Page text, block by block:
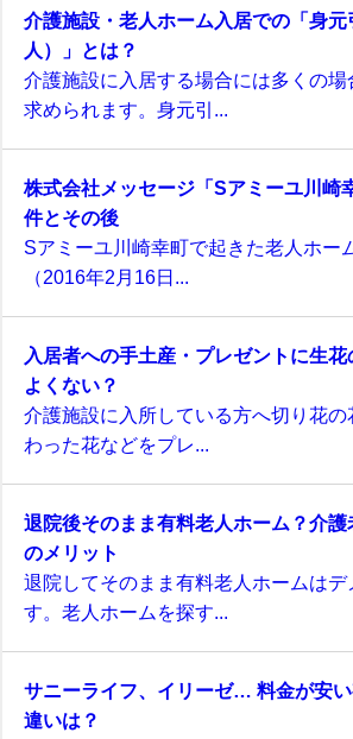
介護施設・老人ホーム入居での「身元
人）」とは？
介護施設に入居する場合には多くの
求められます。身元引...
株式会社メッセージ「Sアミーユ川崎
件とその後
Sアミーユ川崎幸町で起きた老人ホー
（2016年2月16日...
入居者への手土産・プレゼントに生
よくない？
介護施設に入所している方へ切り花の
わった花などをプレ...
退院後そのまま有料老人ホーム？介
のメリット
退院してそのまま有料老人ホームは
す。老人ホームを探す...
サニーライフ、イリーゼ… 料金が安
違いは？